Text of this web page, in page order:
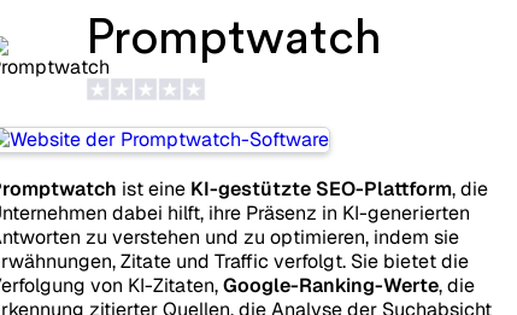
Promptwatch
ist eine KI-gestützte SEO-Plattform, die
dabei hilft, ihre Präsenz in KI-generierten
zu verstehen und zu optimieren, indem sie
Zitate und Traffic verfolgt. Sie bietet die
von KI-Zitaten,Google-Ranking-Werte, die
zitierter Quellen, die Analyse der Suchabsicht